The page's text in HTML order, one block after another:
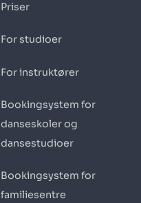
Priser
For studioer
For instruktører
Bookingsystem for
danseskoler og
dansestudioer
Bookingsystem for
familiesentre